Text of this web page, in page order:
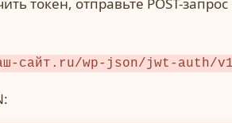
токен, отправьте POST-запрос
сайт.ru/wp-json/jwt-auth/